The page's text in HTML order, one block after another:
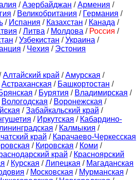
/Азербайджан /Армения /
/ Великобритания / Германия /
/ Испания / Казахстан / Канада /
/Литва / Молдова / Россия /
/Узбекистан /Украина /
/ Чехия / Эстония
Алтайский край /Амурская /
Астраханская / Башкортостан /
/ Бурятия / Владимирская /
Вологодская / Воронежская /
/Забайкальский край /
/ Иркутская / Кабардино-
/ Калмыкия /
край / Карачаево-Черкесская
/ Кировская / Коми /
край / Красноярский
/ Курская /Липецкая / Магаданская
/ Московская / Мурманская /